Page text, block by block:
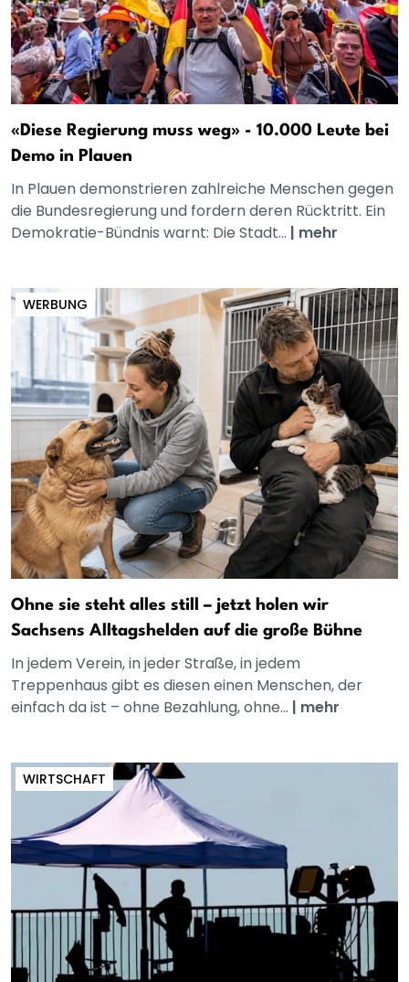
«Diese Regierung muss weg» - 10.000 Leute bei
Demo in Plauen
In Plauen demonstrieren zahlreiche Menschen gegen
die Bundesregierung und fordern deren Rücktritt. Ein
Demokratie-Bündnis warnt: Die Stadt... | mehr
WERBUNG
Ohne sie steht alles still – jetzt holen wir
Sachsens Alltagshelden auf die große Bühne
In jedem Verein, in jeder Straße, in jedem
Treppenhaus gibt es diesen einen Menschen, der
einfach da ist – ohne Bezahlung, ohne... | mehr
WIRTSCHAFT